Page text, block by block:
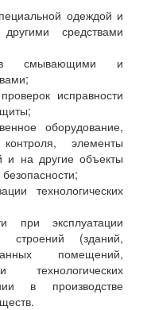
одеждой и
средствами
смывающими и
исправности
оборудование,
элементы
и на другие объекты
технологических
при эксплуатации
строений (зданий,
помещений,
технологических
в производстве